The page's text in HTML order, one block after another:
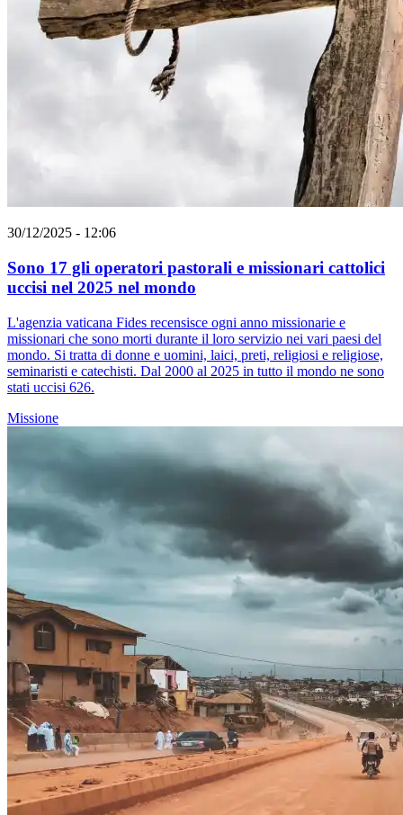
30/12/2025 - 12:06
Sono 17 gli operatori pastorali e missionari cattolici
uccisi nel 2025 nel mondo
L'agenzia vaticana Fides recensisce ogni anno missionarie e
missionari che sono morti durante il loro servizio nei vari paesi del
mondo. Si tratta di donne e uomini, laici, preti, religiosi e religiose,
seminaristi e catechisti. Dal 2000 al 2025 in tutto il mondo ne sono
stati uccisi 626.
Missione